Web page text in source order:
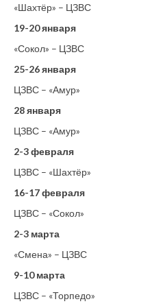
«Шахтёр» – ЦЗВС
19-20 января
«Сокол» – ЦЗВС
25-26 января
ЦЗВС – «Амур»
28 января
ЦЗВС – «Амур»
2-3 февраля
ЦЗВС – «Шахтёр»
16-17 февраля
ЦЗВС – «Сокол»
2-3 марта
«Смена» – ЦЗВС
9-10 марта
ЦЗВС – «Торпедо»